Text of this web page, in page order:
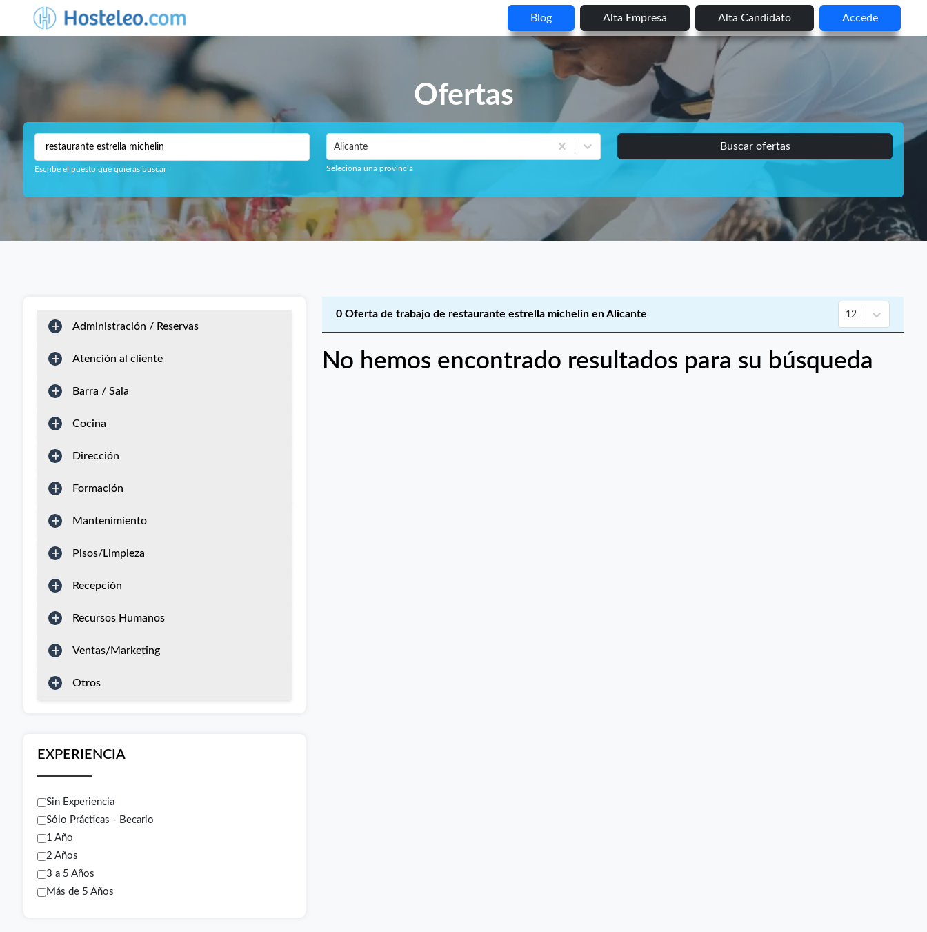
Blog Alta Empresa Alta Candidato Accede
Ofertas
Escribe el puesto que quieras buscar
Alicante
Seleciona una provincia
Buscar ofertas
Administración / Reservas
Atención al cliente
Barra / Sala
Cocina
Dirección
Formación
Mantenimiento
Pisos/Limpieza
Recepción
Recursos Humanos
Ventas/Marketing
Otros
EXPERIENCIA
Sin Experiencia
Sólo Prácticas - Becario
1 Año
2 Años
3 a 5 Años
Más de 5 Años
0 Oferta de trabajo de restaurante estrella michelin en Alicante 12
No hemos encontrado resultados para su búsqueda